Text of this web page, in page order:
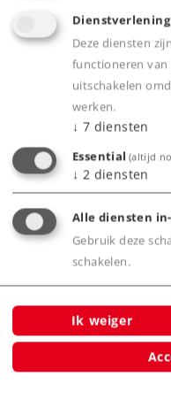
Product
Productinfo
Dienstverlening
Deze diensten
functioneren van
uitschakelen
werken.
↓ 7 diensten
Essential (altijd
↓ 2 diensten
Alle diensten
Gebruik deze
schakelen.
Ik weiger